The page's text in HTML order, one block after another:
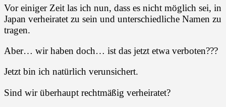
Vor einiger Zeit las ich nun, dass es nicht möglich sei, in
Japan verheiratet zu sein und unterschiedliche Namen zu
tragen.
Aber… wir haben doch… ist das jetzt etwa verboten???
Jetzt bin ich natürlich verunsichert.
Sind wir überhaupt rechtmäßig verheiratet?